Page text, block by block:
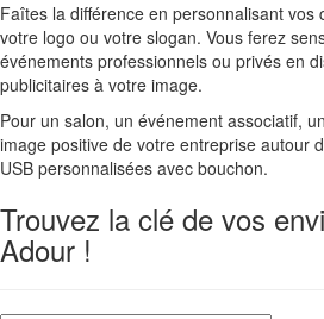
Faîtes la différence en personnalisant vos
votre logo ou votre slogan. Vous ferez
événements professionnels ou privés en
publicitaires à votre image.
Pour un salon, un événement associatif,
image positive de votre entreprise autour
USB personnalisées avec bouchon.
Trouvez la clé de vos
Adour !